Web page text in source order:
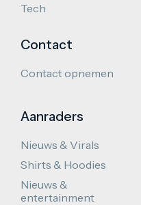
Tech
Contact
Contact opnemen
Aanraders
Nieuws & Virals
Shirts & Hoodies
Nieuws &
entertainment